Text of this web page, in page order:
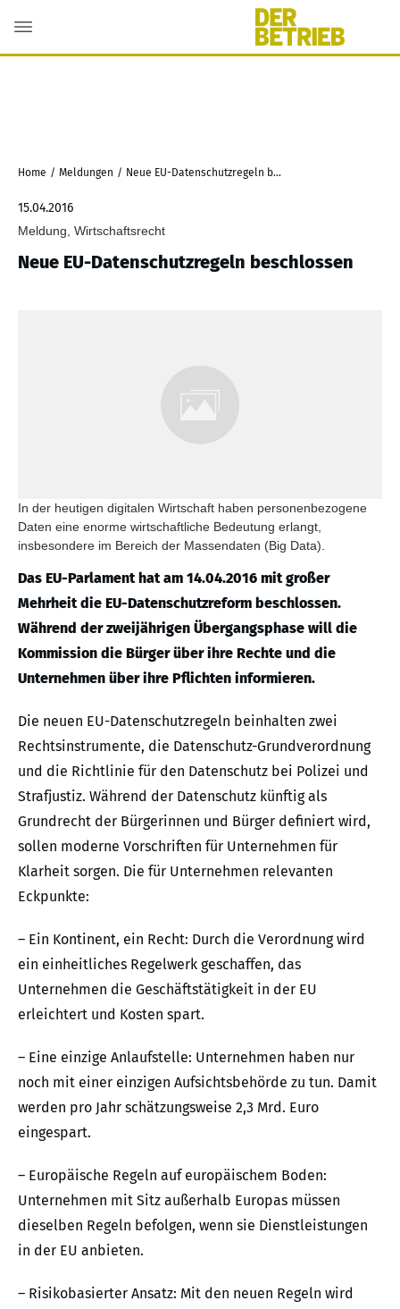
Home / Meldungen / Neue EU-Datenschutzregeln beschlossen
15.04.2016
Meldung, Wirtschaftsrecht
Neue EU-Datenschutzregeln beschlossen
In der heutigen digitalen Wirtschaft haben personenbezogene
Daten eine enorme wirtschaftliche Bedeutung erlangt,
insbesondere im Bereich der Massendaten (Big Data).
Das EU-Parlament hat am 14.04.2016 mit großer
Mehrheit die EU-Datenschutzreform beschlossen.
Während der zweijährigen Übergangsphase will die
Kommission die Bürger über ihre Rechte und die
Unternehmen über ihre Pflichten informieren.
Die neuen EU-Datenschutzregeln beinhalten zwei
Rechtsinstrumente, die Datenschutz-Grundverordnung
und die Richtlinie für den Datenschutz bei Polizei und
Strafjustiz. Während der Datenschutz künftig als
Grundrecht der Bürgerinnen und Bürger definiert wird,
sollen moderne Vorschriften für Unternehmen für
Klarheit sorgen. Die für Unternehmen relevanten
Eckpunkte:
– Ein Kontinent, ein Recht: Durch die Verordnung wird
ein einheitliches Regelwerk geschaffen, das
Unternehmen die Geschäftstätigkeit in der EU
erleichtert und Kosten spart.
– Eine einzige Anlaufstelle: Unternehmen haben nur
noch mit einer einzigen Aufsichtsbehörde zu tun. Damit
werden pro Jahr schätzungsweise 2,3 Mrd. Euro
eingespart.
– Europäische Regeln auf europäischem Boden:
Unternehmen mit Sitz außerhalb Europas müssen
dieselben Regeln befolgen, wenn sie Dienstleistungen
in der EU anbieten.
– Risikobasierter Ansatz: Mit den neuen Regeln wird